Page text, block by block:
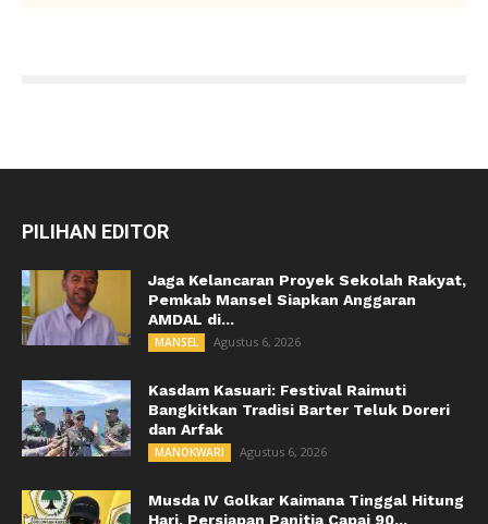
PILIHAN EDITOR
Jaga Kelancaran Proyek Sekolah Rakyat,
Pemkab Mansel Siapkan Anggaran
AMDAL di...
MANSEL Agustus 6, 2026
Kasdam Kasuari: Festival Raimuti
Bangkitkan Tradisi Barter Teluk Doreri
dan Arfak
MANOKWARI Agustus 6, 2026
Musda IV Golkar Kaimana Tinggal Hitung
Hari, Persiapan Panitia Capai 90...